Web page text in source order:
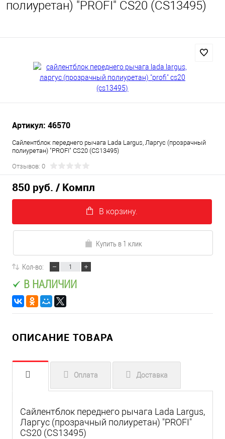
полиуретан) "PROFI" CS20 (CS13495)
Артикул: 46570
Сайлентблок переднего рычага Lada Largus, Ларгус (прозрачный
полиуретан) "PROFI" CS20 (CS13495)
Отзывов: 0
850 руб. / Компл
В корзину.
Купить в 1 клик
Кол-во:
В НАЛИЧИИ
ОПИСАНИЕ ТОВАРА
Оплата Доставка
Сайлентблок переднего рычага Lada Largus,
Ларгус (прозрачный полиуретан) "PROFI"
CS20 (CS13495)